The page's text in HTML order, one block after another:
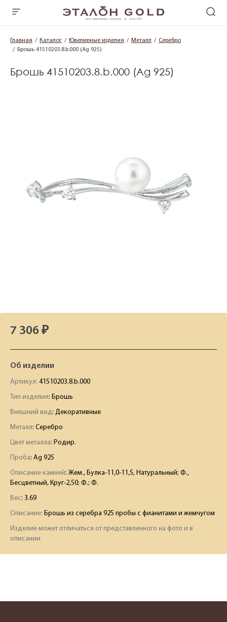
Главная Каталог Ювелирные изделия Металл
Серебро
Брошь 41510203.8.b.000 (Ag 925)
Брошь 41510203.8.b.000 (Ag 925)
7 306 ₽
Об изделии
Артикул: 41510203.8.b.000
Тип изделия: Брошь
Внешний вид: Декоративные
Металл: Серебро
Цвет металла: Родир.
Проба: Ag 925
Описание камней: Жем., Булка-11,0-11,5, Натуральный; Ф.,
Бесцветный, Круг-2,50; Ф.; Ф.
Вес: 3.69
Описание: Брошь из серебра 925 пробы с фианитами и жемчугом
Изделие может отличаться от представленного на фото и в
описании